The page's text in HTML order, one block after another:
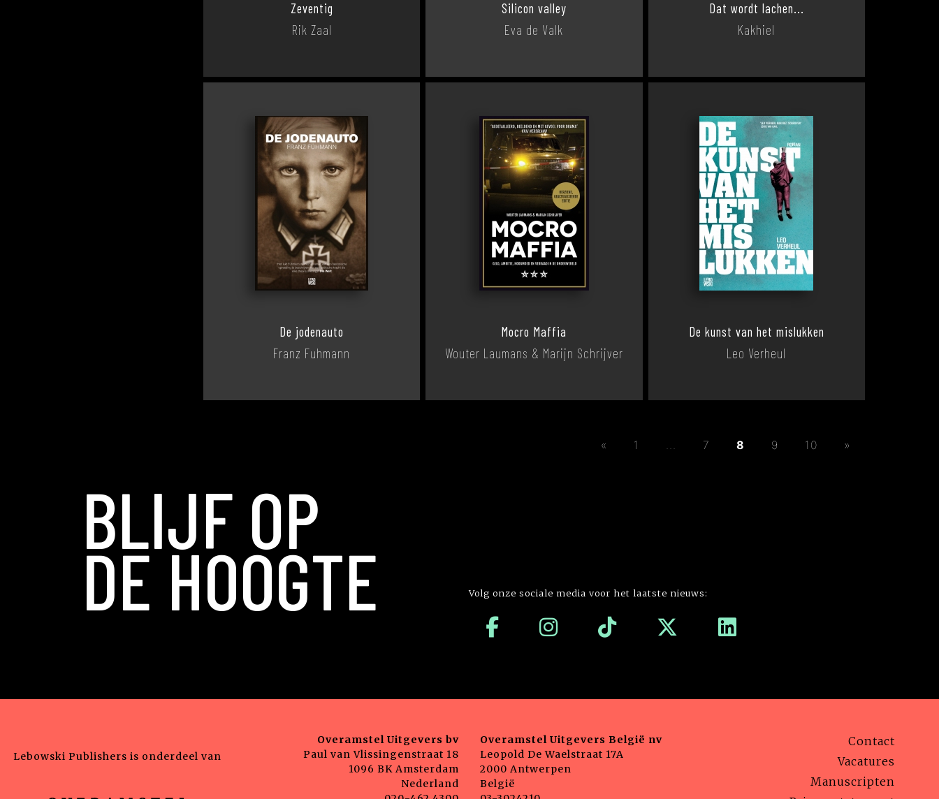
Zeventig
Rik Zaal
Silicon valley
Eva de Valk
Dat wordt lachen...
Kakhiel
De jodenauto
Franz Fuhmann
Mocro Maffia
Wouter Laumans & Marijn Schrijver
De kunst van het mislukken
Leo Verheul
« 1 ... 7 8 9 10 »
BLIJF OP
DE HOOGTE Volg onze sociale media voor het laatste nieuws:
Lebowski Publishers is onderdeel van
Overamstel Uitgevers bv
Paul van Vlissingenstraat 18
1096 BK Amsterdam
Nederland
Overamstel Uitgevers België nv
Leopold De Waelstraat 17A
2000 Antwerpen
België
Contact
Vacatures
Manuscripten